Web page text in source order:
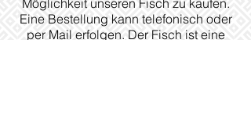
Möglichkeit unseren Fisch zu kaufen.
Eine Bestellung kann telefonisch oder
per Mail erfolgen. Der Fisch ist eine